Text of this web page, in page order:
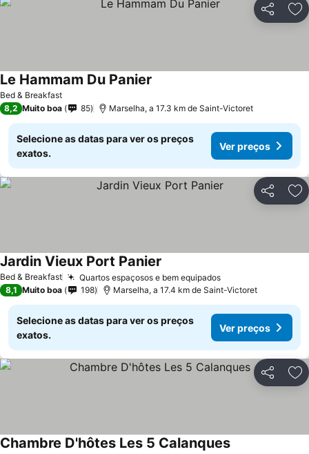
Partilhar
Bed & Breakfast
Le Hammam Du Panier
8,2 Muito boa 85 Marselha, a 17.3 km de Saint-Victoret
Selecione as datas para ver os preços
exatos.
Ver preços
Partilhar
Bed & Breakfast Quartos espaçosos e bem equipadosVer preços
Jardin Vieux Port Panier
8,1 Muito boa 198 Marselha, a 17.4 km de Saint-Victoret
Selecione as datas para ver os preços
exatos.
Ver preços
Partilhar
Chambre D'hôtes Les 5 CalanquesVer preços